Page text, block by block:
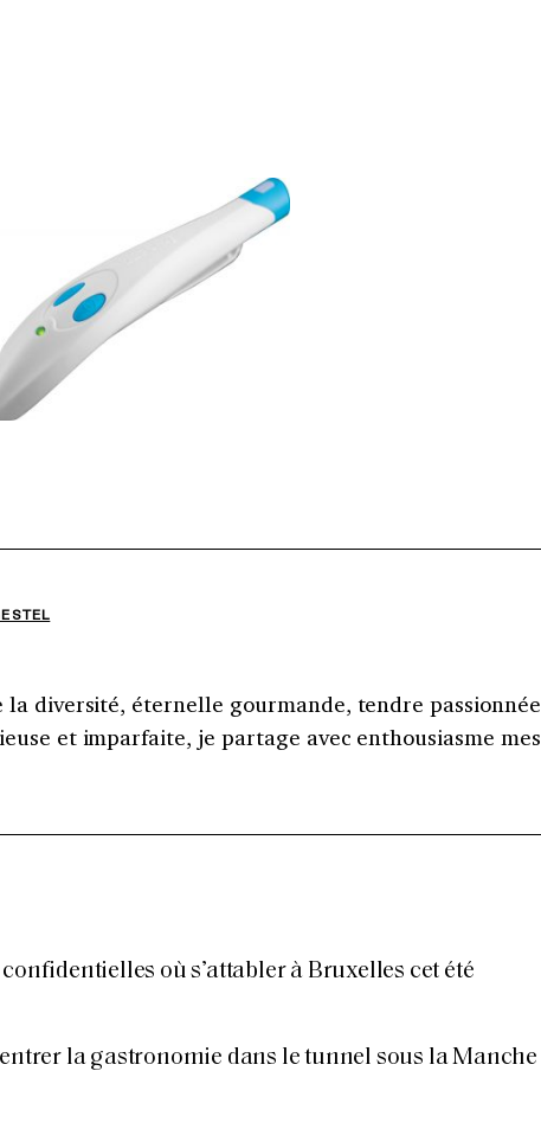
la diversité, éternelle gourmande, tendre passionnée
et imparfaite, je partage avec enthousiasme mes
où s’attabler à Bruxelles cet été
la gastronomie dans le tunnel sous la Manche